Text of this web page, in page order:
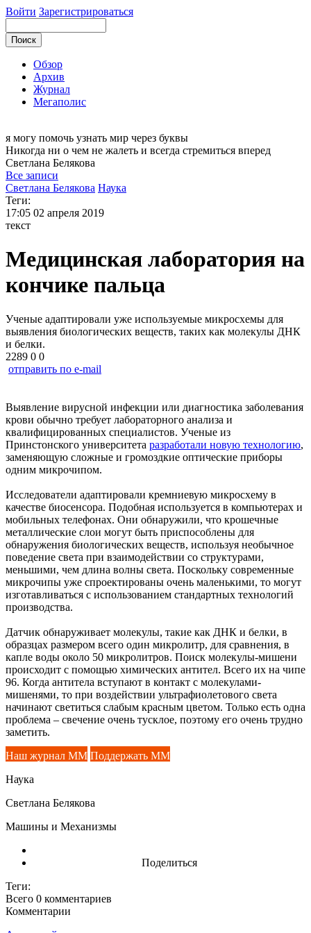
Войти Зарегистрироваться
Обзор
Архив
Журнал
Мегаполис
я могу помочь узнать мир через буквы
Никогда ни о чем не жалеть и всегда стремиться вперед
Светлана Белякова
Все записи
Светлана Белякова Наука
Теги:
17:05 02 апреля 2019
текст
Медицинская лаборатория на
кончике пальца
Ученые адаптировали уже используемые микросхемы для
выявления биологических веществ, таких как молекулы ДНК
и белки.
2289 0 0
отправить по e-mail
Выявление вирусной инфекции или диагностика заболевания
крови обычно требует лабораторного анализа и
квалифицированных специалистов. Ученые из
Принстонского университета разработали новую технологию,
заменяющую сложные и громоздкие оптические приборы
одним микрочипом.
Исследователи адаптировали кремниевую микросхему в
качестве биосенсора. Подобная используется в компьютерах и
мобильных телефонах. Они обнаружили, что крошечные
металлические слои могут быть приспособлены для
обнаружения биологических веществ, используя необычное
поведение света при взаимодействии со структурами,
меньшими, чем длина волны света. Поскольку современные
микрочипы уже спроектированы очень маленькими, то могут
изготавливаться с использованием стандартных технологий
производства.
Датчик обнаруживает молекулы, такие как ДНК и белки, в
образцах размером всего один микролитр, для сравнения, в
капле воды около 50 микролитров. Поиск молекулы-мишени
происходит с помощью химических антител. Всего их на чипе
96. Когда антитела вступают в контакт с молекулами-
мишенями, то при воздействии ультрафиолетового света
начинают светиться слабым красным цветом. Только есть одна
проблема – свечение очень тусклое, поэтому его очень трудно
заметить.
Наш журнал ММ Поддержать ММ
Наука
Светлана Белякова
Машины и Механизмы
Поделиться
Теги:
Всего 0 комментариев
Комментарии